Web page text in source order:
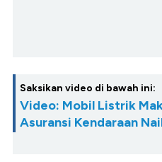
Saksikan video di bawah ini:
Video: Mobil Listrik
Asuransi Kendaraan